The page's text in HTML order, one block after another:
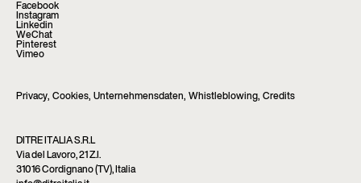
Facebook
Instagram
Linkedin
WeChat
Pinterest
Vimeo
Privacy, Cookies, Unternehmensdaten, Whistleblowing, Credits
DITRE ITALIA S.R.L
Via del Lavoro, 21 Z.I.
31016 Cordignano (TV), Italia